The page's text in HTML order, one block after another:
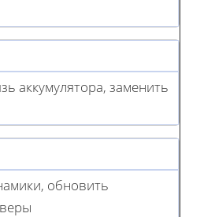
аккумулятора, заменить
обновить